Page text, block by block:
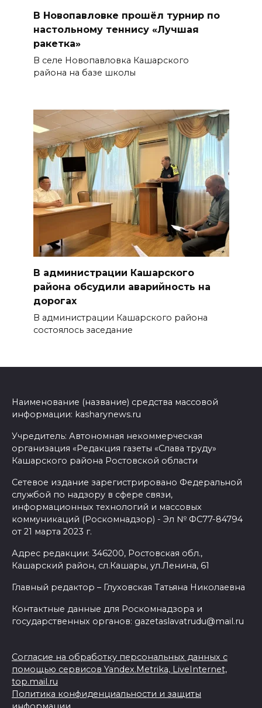
В Новопавловке прошёл турнир по
настольному теннису «Лучшая
ракетка»
В селе Новопавловка Кашарского
района на базе школы
В администрации Кашарского
района обсудили аварийность на
дорогах
В администрации Кашарского района
состоялось заседание
Наименование (название) средства массовой
информации: kasharynews.ru
Учредитель: Автономная некоммерческая
организация «Редакция газеты «Слава труду»
Кашарского района Ростовской области
Сетевое издание зарегистрировано Федеральной
службой по надзору в сфере связи,
информационных технологий и массовых
коммуникаций (Роскомнадзор) - Эл № ФС77-84794
от 21 марта 2023 г.
Адрес редакции: 346200, Ростовская обл.,
Кашарский район, сл.Кашары, ул.Ленина, 61
Главный редактор – Глуховская Татьяна Николаевна
Контактные данные для Роскомнадзора и
государственных органов: gazetaslavatrudu@mail.ru
Согласие на обработку персональных данных с
помощью сервисов Yandex.Metrika, LiveInternet,
top.mail.ru
Политика конфиденциальности и защиты